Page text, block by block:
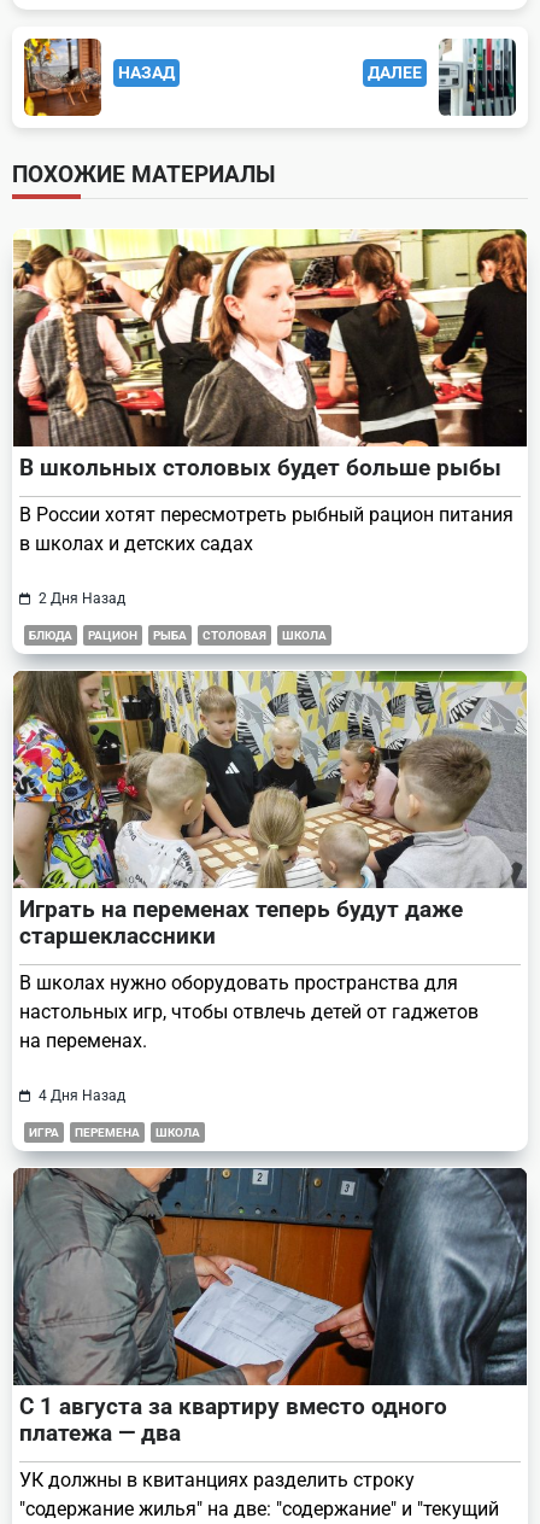
<span
class="nav-
subtitle
screen-
reader-
text">Page</span>
НАЗАД ДАЛЕЕ
ПОХОЖИЕ МАТЕРИАЛЫ
В школьных столовых будет больше рыбы
В России хотят пересмотреть рыбный рацион питания
в школах и детских садах
2 Дня Назад
БЛЮДА РАЦИОН РЫБА СТОЛОВАЯ ШКОЛА
Играть на переменах теперь будут даже
старшеклассники
В школах нужно оборудовать пространства для
настольных игр, чтобы отвлечь детей от гаджетов
на переменах.
4 Дня Назад
ИГРА ПЕРЕМЕНА ШКОЛА
С 1 августа за квартиру вместо одного
платежа — два
УК должны в квитанциях разделить строку
"содержание жилья" на две: "содержание" и "текущий